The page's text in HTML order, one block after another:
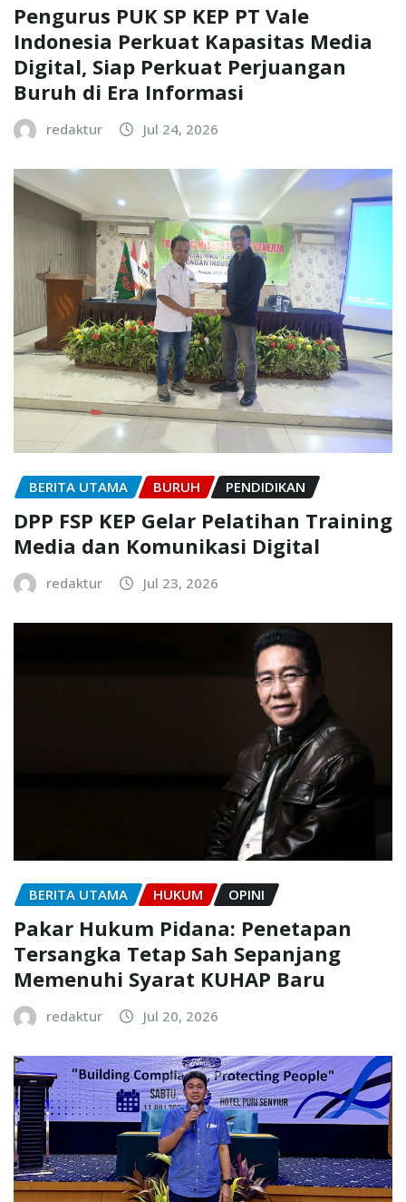
Pengurus PUK SP KEP PT Vale
Indonesia Perkuat Kapasitas Media
Digital, Siap Perkuat Perjuangan
Buruh di Era Informasi
redaktur Jul 24, 2026
BERITA UTAMA BURUH PENDIDIKAN
DPP FSP KEP Gelar Pelatihan Training
Media dan Komunikasi Digital
redaktur Jul 23, 2026
BERITA UTAMA HUKUM OPINI
Pakar Hukum Pidana: Penetapan
Tersangka Tetap Sah Sepanjang
Memenuhi Syarat KUHAP Baru
redaktur Jul 20, 2026